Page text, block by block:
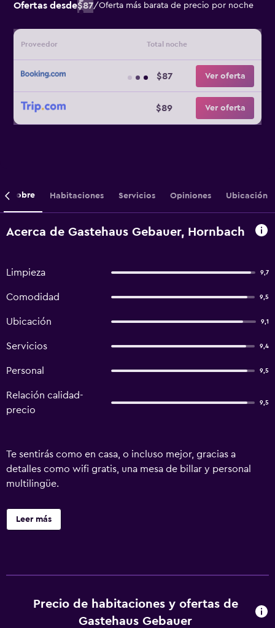
Ofertas desde$87/Oferta más barata de precio por noche
Proveedor Total noche
$87 Ver oferta
$89 Ver oferta
Sobre Habitaciones Servicios Opiniones Ubicación
Acerca de Gastehaus Gebauer, Hornbach
Limpieza 9,7
Comodidad 9,5
Ubicación 9,1
Servicios 9,4
Personal 9,5
Relación calidad-
precio
9,5
Te sentirás como en casa, o incluso mejor, gracias a
detalles como wifi gratis, una mesa de billar y personal
multilingüe.
Leer más
Precio de habitaciones y ofertas de
Gastehaus Gebauer